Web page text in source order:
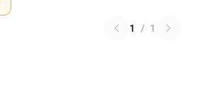
1 / 1